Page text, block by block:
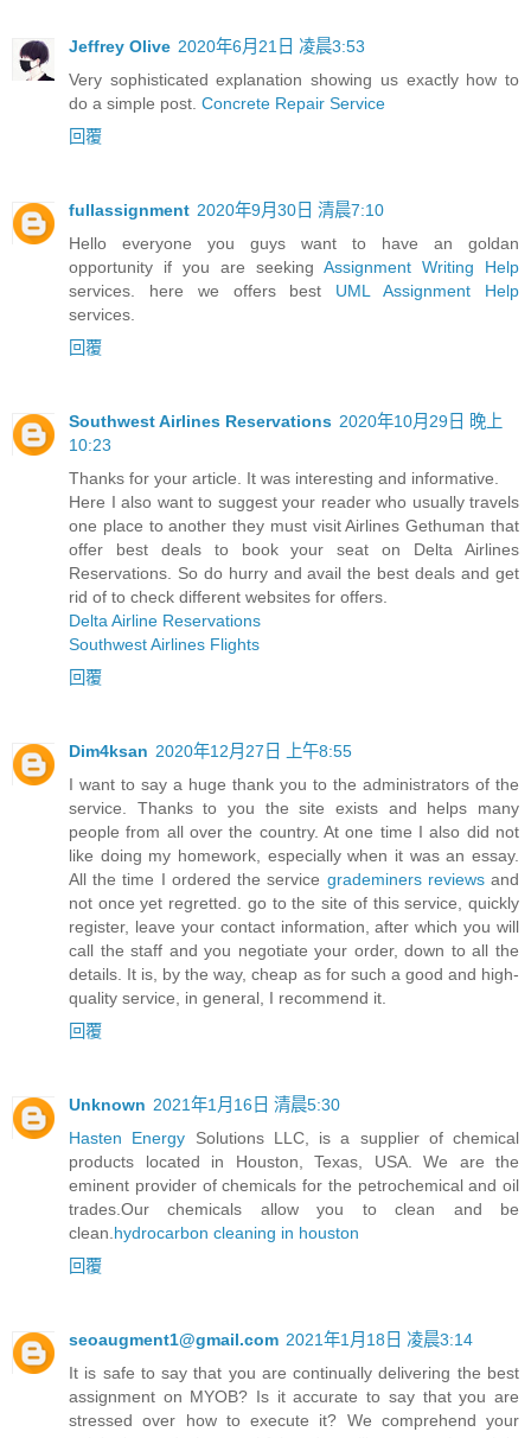
Jeffrey Olive 2020年6月21日 凌晨3:53
Very sophisticated explanation showing us exactly how to
do a simple post. Concrete Repair Service
回覆
fullassignment 2020年9月30日 清晨7:10
Hello everyone you guys want to have an goldan
opportunity if you are seeking Assignment Writing Help
services. here we offers best UML Assignment Help
services.
回覆
Southwest Airlines Reservations 2020年10月29日 晚上
10:23
Thanks for your article. It was interesting and informative.
Here I also want to suggest your reader who usually travels
one place to another they must visit Airlines Gethuman that
offer best deals to book your seat on Delta Airlines
Reservations. So do hurry and avail the best deals and get
rid of to check different websites for offers.
Delta Airline Reservations
Southwest Airlines Flights
回覆
Dim4ksan 2020年12月27日 上午8:55
I want to say a huge thank you to the administrators of the
service. Thanks to you the site exists and helps many
people from all over the country. At one time I also did not
like doing my homework, especially when it was an essay.
All the time I ordered the service grademiners reviewsand
not once yet regretted. go to the site of this service, quickly
register, leave your contact information, after which you will
call the staff and you negotiate your order, down to all the
details. It is, by the way, cheap as for such a good and high-
quality service, in general, I recommend it.
回覆
Unknown 2021年1月16日 清晨5:30
Hasten Energy Solutions LLC, is a supplier of chemical
products located in Houston, Texas, USA. We are the
eminent provider of chemicals for the petrochemical and oil
trades.Our chemicals allow you to clean and be
clean. hydrocarbon cleaning in houston
回覆
seoaugment1@gmail.com 2021年1月18日 凌晨3:14
It is safe to say that you are continually delivering the best
assignment on MYOB? Is it accurate to say that you are
stressed over how to execute it? We comprehend your